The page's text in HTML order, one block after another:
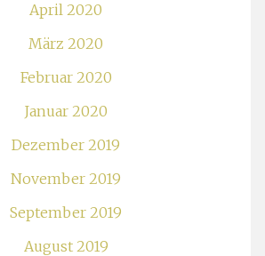
April 2020
März 2020
Februar 2020
Januar 2020
Dezember 2019
November 2019
September 2019
August 2019